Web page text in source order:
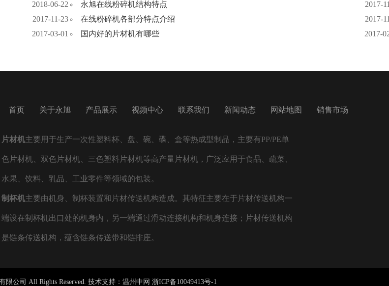
2018-06-22 永旭在线粉碎机结构特点
2017-
2017-11-23 在线粉碎机各部分特点介绍
2017-
2017-03-01 国内好的片材机有哪些 2017-
首页 关于永旭 产品展示 视频中心 联系我们 新闻动态 网站地图 销售市场
片材机主要用于生产一次性塑料杯、盘、碗、碟、盒等热成型制品，主要有PP/PE单
色片材机、双色片材机、三色塑料片材机等高产量片材机，广泛应用于食品、疏菜、
水果、饮料、乳品、工业零件等领域的包装。
制杯机主要由机身、制杯装置和片材传送机构造成。其特征主要在于片材传送机构一
端设在制杯机出口处的机身内，另一端通过滑动连接机构和机身连接；片材传送机构
是链条传送机构，蕴含链条传送带和链排座。
限公司 All Rights Reserved. 技术支持： 温州中网 浙ICP备10049413号-1